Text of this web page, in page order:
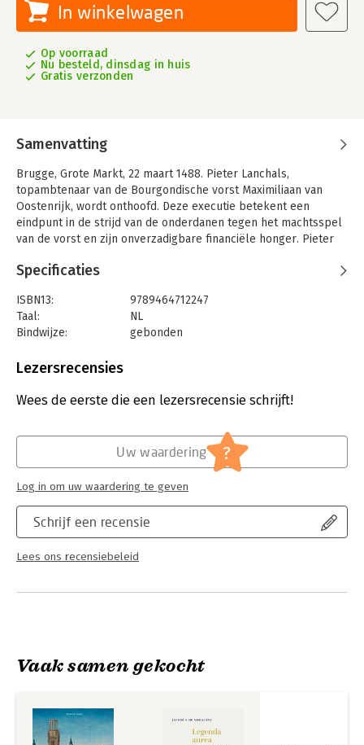
In winkelwagen
Op voorraad
Nu besteld, dinsdag in huis
Gratis verzonden
Samenvatting
Brugge, Grote Markt, 22 maart 1488. Pieter Lanchals,
topambtenaar van de Bourgondische vorst Maximiliaan van
Oostenrijk, wordt onthoofd. Deze executie betekent een
eindpunt in de strijd van de onderdanen tegen het machtsspel
van de vorst en zijn onverzadigbare financiële honger. Pieter
het geld naar de troepen brengt tot de man die mee het
niet alleen in contact met vorsten, prelaten en hoge
edellieden maar ook met de grote Italiaanse bankiershuizen en
de milieus van kunstenaars en ambachtslieden. Het bij
keerzijde van dit succesverhaal. Vooral de Vlaamse, Hollandse
voor de uitbouw van een ‘centrale’ staat.
Specificaties
ISBN13:
9789464712247
Taal:
NL
Bindwijze:
gebonden
Uitgever:
Verschijningsdatum:
15-9-2025
Lezersrecensies
Wees de eerste die een lezersrecensie schrijft!
Schrijf een recensie
Lees ons recensiebeleid
Uw waardering ?
Log in om uw waardering te geven
Vaak samen gekocht